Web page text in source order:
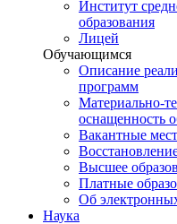
Институт
образования
Лицей
Обучающимся
Описание
программ
Материально-
оснащенность
Вакантные
Высшее
Платные
Об
Наука